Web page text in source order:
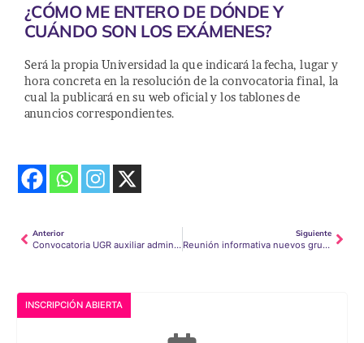
¿CÓMO ME ENTERO DE DÓNDE Y
CUÁNDO SON LOS EXÁMENES?
Será la propia Universidad la que indicará la fecha, lugar y
hora concreta en la resolución de la convocatoria final, la
cual la publicará en su web oficial y los tablones de
anuncios correspondientes.
Anterior
Convocatoria UGR auxiliar administrativo 2018 – 77 plazas
Siguiente
Reunión informativa nuevos grupos Auxiliar administrativo UGR 2019
INSCRIPCIÓN ABIERTA